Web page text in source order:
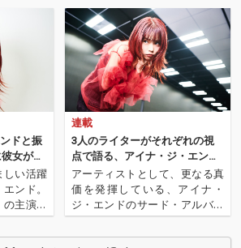
ドと振
女が歩
しい活躍
ンド。
主演や
ンライヴ
がら、彼
連載
3人のライターがそれぞれの視
点で語る、アイナ・ジ・エンド
の魅力の正体──アルバム『RUB
Y POP』クロス・レヴュー
アーティストとして、更なる真
価を発揮している、アイナ・
ジ・エンドのサード・アルバム
『RUBY POP』。今回OTOTOY
では西澤裕郎、坂井彩花、田中